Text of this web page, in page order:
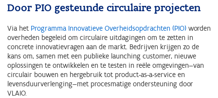
Door PIO gesteunde circulaire projecten
Via het Programma Innovatieve Overheidsopdrachten (PIO) worden
overheden begeleid om circulaire uitdagingen om te zetten in
concrete innovatievragen aan de markt. Bedrijven krijgen zo de
kans om, samen met een publieke launching customer, nieuwe
oplossingen te ontwikkelen en te testen in reële omgevingen—van
circulair bouwen en hergebruik tot product-as-a-service en
levensduurverlenging—met procesmatige ondersteuning door
VLAIO.